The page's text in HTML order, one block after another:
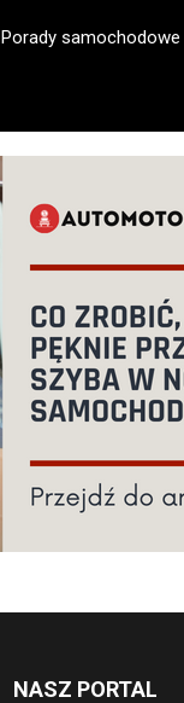
Porady samochodowe
NASZ PORTAL